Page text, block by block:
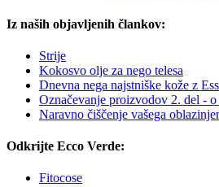
Iz naših objavljenih člankov:
Strije
Kokosvo olje za nego telesa
Dnevna nega najstniške kože z
Označevanje proizvodov 2. del -
Naravno čiščenje vašega
Odkrijte Ecco Verde:
Fitocose